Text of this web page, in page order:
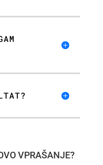
VPRAŠANJE?